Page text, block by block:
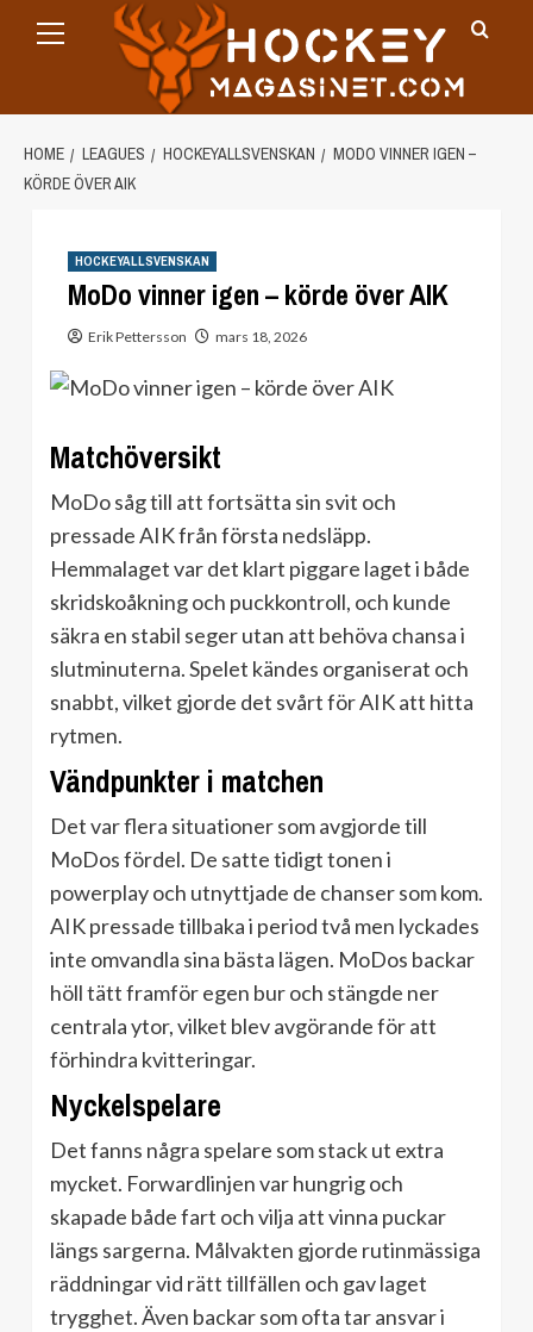
Menu
HOME LEAGUES HOCKEYALLSVENSKAN
MODO VINNER IGEN –
KÖRDE ÖVER AIK
HOCKEYALLSVENSKAN
MoDo vinner igen – körde över AIK
Erik Pettersson mars 18, 2026
Matchöversikt
MoDo såg till att fortsätta sin svit och
pressade AIK från första nedsläpp.
Hemmalaget var det klart piggare laget i både
skridskoåkning och puckkontroll, och kunde
säkra en stabil seger utan att behöva chansa i
slutminuterna. Spelet kändes organiserat och
snabbt, vilket gjorde det svårt för AIK att hitta
rytmen.
Vändpunkter i matchen
Det var flera situationer som avgjorde till
MoDos fördel. De satte tidigt tonen i
powerplay och utnyttjade de chanser som kom.
AIK pressade tillbaka i period två men lyckades
inte omvandla sina bästa lägen. MoDos backar
höll tätt framför egen bur och stängde ner
centrala ytor, vilket blev avgörande för att
förhindra kvitteringar.
Nyckelspelare
Det fanns några spelare som stack ut extra
mycket. Forwardlinjen var hungrig och
skapade både fart och vilja att vinna puckar
längs sargerna. Målvakten gjorde rutinmässiga
räddningar vid rätt tillfällen och gav laget
trygghet. Även backar som ofta tar ansvar i